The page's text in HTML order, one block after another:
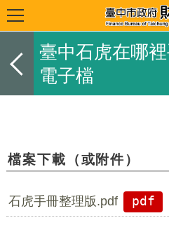
臺中石虎在哪
電子檔
檔案下載（或附件）
石虎手冊整理版.pdf pdf